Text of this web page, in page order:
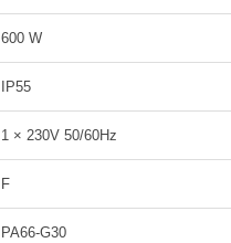
600 W
IP55
1 × 230V 50/60Hz
F
PA66-G30